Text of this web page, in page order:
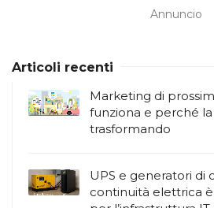
Annuncio
Articoli recenti
Marketing di
funziona e perché
trasformando
UPS e generatori di
continuità elettrica